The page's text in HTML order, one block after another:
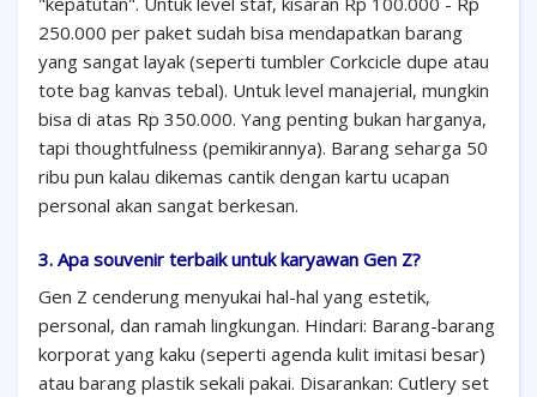
250.000 per paket sudah bisa mendapatkan barang
yang sangat layak (seperti tumbler Corkcicle dupe atau
tote bag kanvas tebal). Untuk level manajerial, mungkin
bisa di atas Rp 350.000. Yang penting bukan harganya,
tapi thoughtfulness (pemikirannya). Barang seharga 50
ribu pun kalau dikemas cantik dengan kartu ucapan
personal akan sangat berkesan.
3. Apa souvenir terbaik untuk karyawan Gen Z?
Gen Z cenderung menyukai hal-hal yang estetik,
personal, dan ramah lingkungan. Hindari: Barang-barang
korporat yang kaku (seperti agenda kulit imitasi besar)
atau barang plastik sekali pakai. Disarankan: Cutlery set